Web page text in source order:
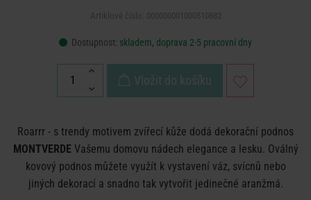
Dostupnost: skladem, doprava 2-5 pracovní dny
Vložit do košíku
Roarrr - s trendy motivem zvířecí kůže dodá dekorační podnos
MONTVERDE Vašemu domovu nádech elegance a lesku. Oválný
kovový podnos můžete využít k vystavení váz, svícnů nebo
jiných dekorací a snadno tak vytvořit jedinečné aranžmá.